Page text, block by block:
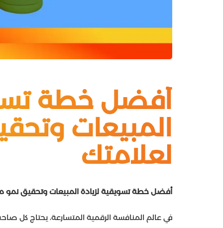
أفضل خطة
المبيعات
لعلامتك
أفضل خطة تسويقية لزيادة المبيعات وتحقيق نمو
في عالم المنافسة الرقمية المتسارعة، يحتاج كل